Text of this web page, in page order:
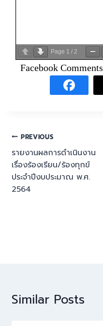
Page 1 / 2
Facebook Comments
PREVIOUS
รายงานผลการดำเนินงาน
เรื่องร้องเรียน/ร้องทุกข์
ประจำปีงบประมาณ พ.ศ.
2564
Similar Posts